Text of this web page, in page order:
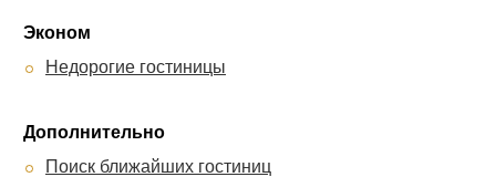
Эконом
Недорогие гостиницы
Дополнительно
Поиск ближайших гостиниц